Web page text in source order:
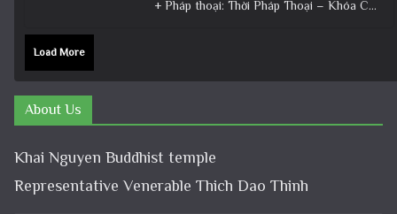
+ Pháp thoại: Thời Pháp Thoại – Khóa Chuyên Tu Ngày 22/11/2025 – TT Thích Đạo Thịnh + Album: Pháp
Load More
About Us
Khai Nguyen Buddhist temple
Representative Venerable Thich Dao Thinh